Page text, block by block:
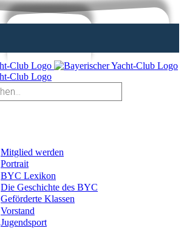
Mitglied werden
Portrait
BYC Lexikon
Die Geschichte des BYC
Geförderte Klassen
Vorstand
Jugendsport